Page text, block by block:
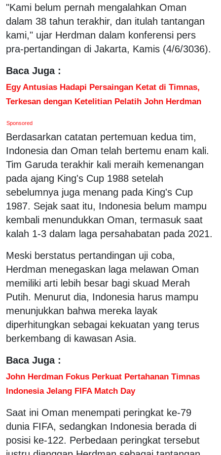
"Kami belum pernah mengalahkan Oman
dalam 38 tahun terakhir, dan itulah tantangan
kami," ujar Herdman dalam konferensi pers
pra-pertandingan di Jakarta, Kamis (4/6/3036).
Baca Juga :
Egy Antusias Hadapi Persaingan Ketat di Timnas,
Terkesan dengan Ketelitian Pelatih John Herdman
Sponsored
Berdasarkan catatan pertemuan kedua tim,
Indonesia dan Oman telah bertemu enam kali.
Tim Garuda terakhir kali meraih kemenangan
pada ajang King's Cup 1988 setelah
sebelumnya juga menang pada King's Cup
1987. Sejak saat itu, Indonesia belum mampu
kembali menundukkan Oman, termasuk saat
kalah 1-3 dalam laga persahabatan pada 2021.
Meski berstatus pertandingan uji coba,
Herdman menegaskan laga melawan Oman
memiliki arti lebih besar bagi skuad Merah
Putih. Menurut dia, Indonesia harus mampu
menunjukkan bahwa mereka layak
diperhitungkan sebagai kekuatan yang terus
berkembang di kawasan Asia.
Baca Juga :
John Herdman Fokus Perkuat Pertahanan Timnas
Indonesia Jelang FIFA Match Day
Saat ini Oman menempati peringkat ke-79
dunia FIFA, sedangkan Indonesia berada di
posisi ke-122. Perbedaan peringkat tersebut